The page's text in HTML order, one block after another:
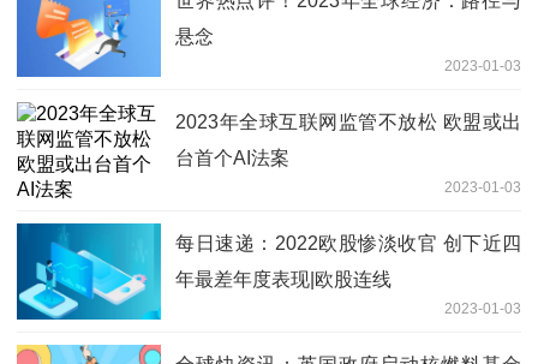
悬念
2023-01-03
2023年全球互联网监管不放松 欧盟或出
台首个AI法案
2023-01-03
每日速递：2022欧股惨淡收官 创下近四
年最差年度表现|欧股连线
2023-01-03